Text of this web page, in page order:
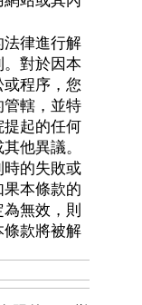
律進行解
對於因本
程序，您
轄，並特
起的任何
他異議。
的失敗或
本條款的
無效，則
款將被解